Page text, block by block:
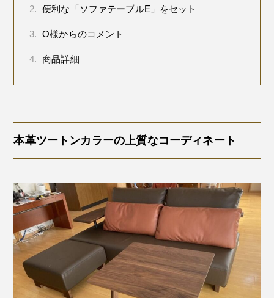
2. 便利な「ソファテーブルE」をセット
3. O様からのコメント
4. 商品詳細
本革ツートンカラーの上質なコーディネート